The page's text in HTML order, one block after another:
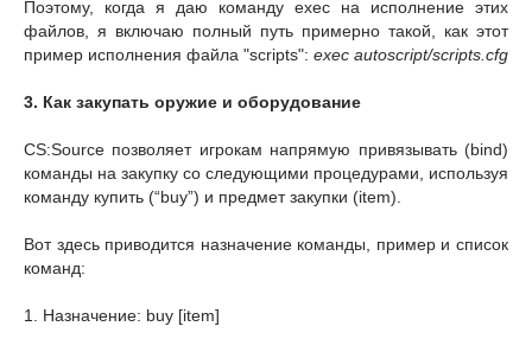
Поэтому, когда я даю команду exec на исполнение этих
файлов, я включаю полный путь примерно такой, как этот
пример исполнения файла "scripts": exec autoscript/scripts.cfg
3. Как закупать оружие и оборудование
CS:Source позволяет игрокам напрямую привязывать (bind)
команды на закупку со следующими процедурами, используя
команду купить (“buy”) и предмет закупки (item).
Вот здесь приводится назначение команды, пример и список
команд:
1. Назначение: buy [item]